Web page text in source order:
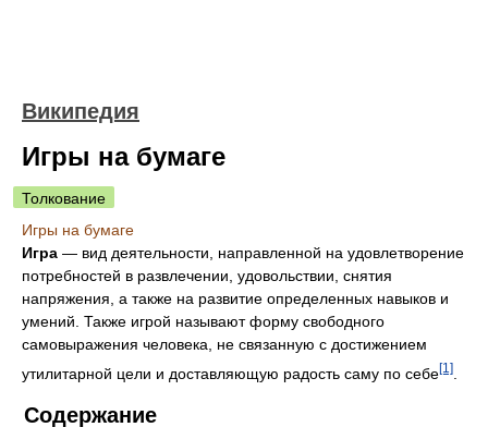
Википедия
Игры на бумаге
Толкование
Игры на бумаге
Игра — вид деятельности, направленной на удовлетворение
потребностей в развлечении, удовольствии, снятия
напряжения, а также на развитие определенных навыков и
умений. Также игрой называют форму свободного
самовыражения человека, не связанную с достижением
утилитарной цели и доставляющую радость саму по себе[1]
Содержание